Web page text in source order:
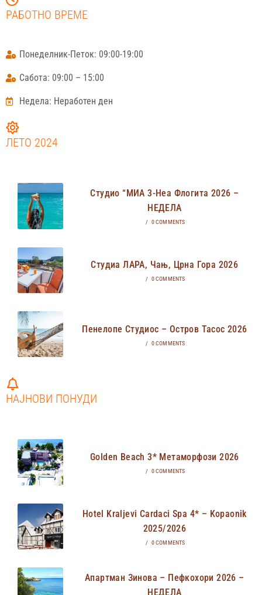
РАБОТНО ВРЕМЕ
Понеделник-Петок: 09:00-19:00
Сабота: 09:00 – 15:00
Недела: Неработен ден
ЛЕТО 2024
Студио “МИА 3-Неа Флогита 2026 –
НЕДЕЛА
/ 0 COMMENTS
Студиа ЛАРА, Чањ, Црна Гора 2026
/ 0 COMMENTS
Пенелопе Студиос – Остров Тасос 2026
/ 0 COMMENTS
НАЈНОВИ ПОНУДИ
Golden Beach 3* Метаморфози 2026
/ 0 COMMENTS
Hotel Kraljevi Cardaci Spa 4* – Kopaonik
2025/2026
/ 0 COMMENTS
Апартман Зинова – Пефкохори 2026 –
НЕДЕЛА